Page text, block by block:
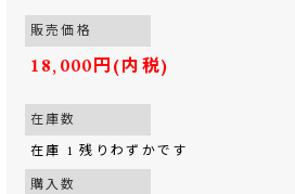
販売価格
18,000円(内税)
在庫数
在庫 1 残りわずかです
購入数